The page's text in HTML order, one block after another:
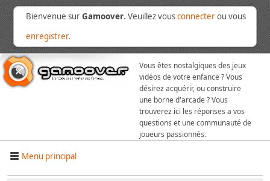
Bienvenue surGamoover. Veuillez vousconnecterou vous
enregistrer.
Vous êtes nostalgiques des jeux
vidéos de votre enfance ? Vous
désirez acquérir, ou construire
une borne d'arcade ? Vous
trouverez ici les réponses a vos
questions et une communauté de
joueurs passionnés.
Menu principal